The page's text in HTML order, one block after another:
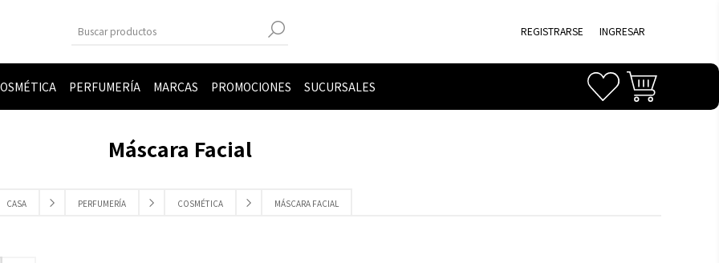
REGISTRARSE INGRESAR
PERFUMERÍA MARCAS PROMOCIONES SUCURSALES
CASA PERFUMERÍA COSMÉTICA MÁSCARA FACIAL
Máscara Facial